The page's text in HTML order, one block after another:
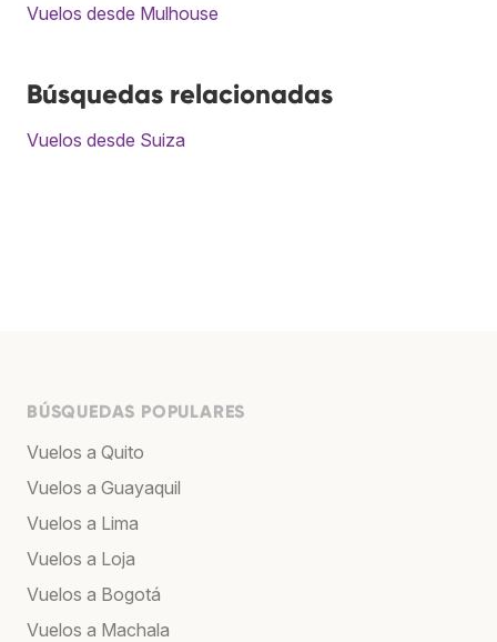
Vuelos desde Mulhouse
Búsquedas relacionadas
Vuelos desde Suiza
BÚSQUEDAS POPULARES
Vuelos a Quito
Vuelos a Guayaquil
Vuelos a Lima
Vuelos a Loja
Vuelos a Bogotá
Vuelos a Machala